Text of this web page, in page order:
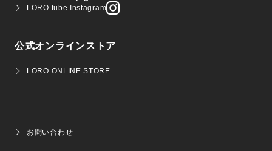
LORO tube Instagram
公式オンラインストア
LORO ONLINE STORE
お問い合わせ